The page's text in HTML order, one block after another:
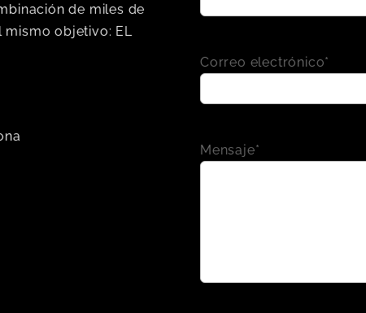
de miles de
mismo objetivo: EL
Correo electrónico*
Mensaje*